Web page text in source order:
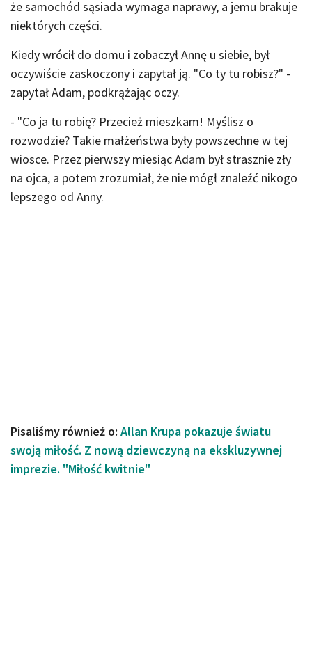
że samochód sąsiada wymaga naprawy, a jemu brakuje
niektórych części.
Kiedy wrócił do domu i zobaczył Annę u siebie, był
oczywiście zaskoczony i zapytał ją. "Co ty tu robisz?" -
zapytał Adam, podkrążając oczy.
- "Co ja tu robię? Przecież mieszkam! Myślisz o
rozwodzie? Takie małżeństwa były powszechne w tej
wiosce. Przez pierwszy miesiąc Adam był strasznie zły
na ojca, a potem zrozumiał, że nie mógł znaleźć nikogo
lepszego od Anny.
Pisaliśmy również o: Allan Krupa pokazuje światu
swoją miłość. Z nową dziewczyną na ekskluzywnej
imprezie. "Miłość kwitnie"